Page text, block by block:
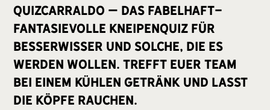
Quizcarraldo – Das fabelhaft-
fantasievolle Kneipenquiz für
Besserwisser und solche, die es
werden wollen. Trefft euer Team
bei einem kühlen Getränk und lasst
die Köpfe rauchen.